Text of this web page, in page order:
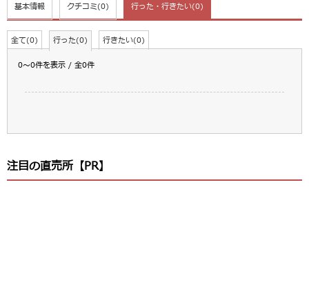
基本情報 クチコミ(0) 行った・行きたい(0)
全て(0) 行った(0) 行きたい(0)
0～0件を表示 / 全0件
注目の直売所【PR】